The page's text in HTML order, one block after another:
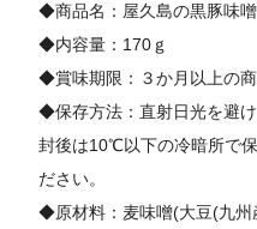
◆商品名：屋久島の黒豚味噌
◆内容量：170ｇ
◆賞味期限：３か月以上の
◆保存方法：直射日光を避
封後は10℃以下の冷暗所で
ださい。
◆原材料：麦味噌(大豆(九州